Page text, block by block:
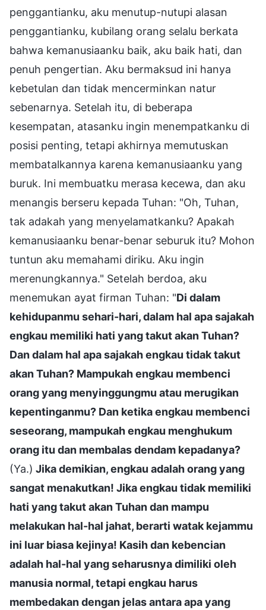
penggantianku, aku menutup-nutupi alasan
penggantianku, kubilang orang selalu berkata
bahwa kemanusiaanku baik, aku baik hati, dan
penuh pengertian. Aku bermaksud ini hanya
kebetulan dan tidak mencerminkan natur
sebenarnya. Setelah itu, di beberapa
kesempatan, atasanku ingin menempatkanku di
posisi penting, tetapi akhirnya memutuskan
membatalkannya karena kemanusiaanku yang
buruk. Ini membuatku merasa kecewa, dan aku
menangis berseru kepada Tuhan: "Oh, Tuhan,
tak adakah yang menyelamatkanku? Apakah
kemanusiaanku benar-benar seburuk itu? Mohon
tuntun aku memahami diriku. Aku ingin
merenungkannya." Setelah berdoa, aku
menemukan ayat firman Tuhan: "Di dalam
kehidupanmu sehari-hari, dalam hal apa sajakah
engkau memiliki hati yang takut akan Tuhan?
Dan dalam hal apa sajakah engkau tidak takut
akan Tuhan? Mampukah engkau membenci
orang yang menyinggungmu atau merugikan
kepentinganmu? Dan ketika engkau membenci
seseorang, mampukah engkau menghukum
orang itu dan membalas dendam kepadanya?
(Ya.) Jika demikian, engkau adalah orang yang
sangat menakutkan! Jika engkau tidak memiliki
hati yang takut akan Tuhan dan mampu
melakukan hal-hal jahat, berarti watak kejammu
ini luar biasa kejinya! Kasih dan kebencian
adalah hal-hal yang seharusnya dimiliki oleh
manusia normal, tetapi engkau harus
membedakan dengan jelas antara apa yang